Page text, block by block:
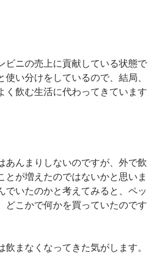
ビニの売上に貢献している状態で
い分けをしているので、結局、
く飲む生活に代わってきています
あんまりしないのですが、外で飲
とが増えたのではないかと思いま
でいたのかと考えてみると、ペッ
どこかで何かを買っていたのです
まなくなってきた気がします。